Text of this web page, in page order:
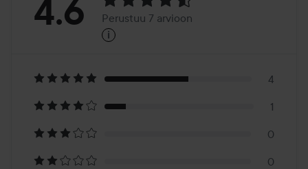
Arvosana:
Perustuu
7
arvioon
4.6 Perustuu 7 arvioon
i
4
1
0
0